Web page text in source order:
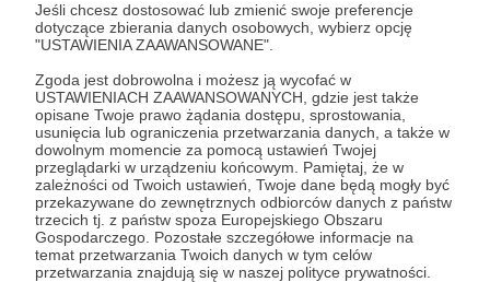
Jeśli chcesz dostosować lub zmienić swoje preferencje
dotyczące zbierania danych osobowych, wybierz opcję
"USTAWIENIA ZAAWANSOWANE".
Zgoda jest dobrowolna i możesz ją wycofać w
USTAWIENIACH ZAAWANSOWANYCH, gdzie jest także
opisane Twoje prawo żądania dostępu, sprostowania,
usunięcia lub ograniczenia przetwarzania danych, a także w
dowolnym momencie za pomocą ustawień Twojej
przeglądarki w urządzeniu końcowym. Pamiętaj, że w
zależności od Twoich ustawień, Twoje dane będą mogły być
przekazywane do zewnętrznych odbiorców danych z państw
trzecich tj. z państw spoza Europejskiego Obszaru
Gospodarczego. Pozostałe szczegółowe informacje na
temat przetwarzania Twoich danych w tym celów
przetwarzania znajdują się w naszej polityce prywatności.
Udostępnij
Strategy&Future
Zobacz profil autora